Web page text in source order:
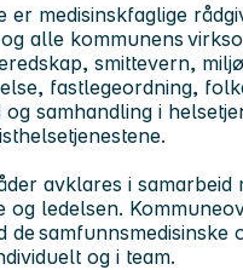
er medisinskfaglige
alle kommunens
smittevern,
fastlegeordning,
samhandling i
avklares i samarbeid
og ledelsen.
de samfunnsmedisinske
og i team.